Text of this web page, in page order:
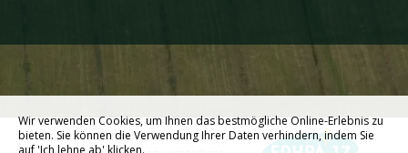
© 2026 - Alle Rechte vorbehalten
Wir verwenden Cookies, um Ihnen das bestmögliche Online-Erlebnis zu
bieten. Sie können die Verwendung Ihrer Daten verhindern, indem Sie
auf 'Ich lehne ab' klicken.